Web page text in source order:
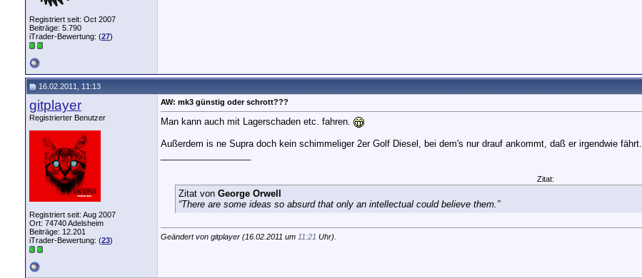
Registriert seit: Oct 2007
Beiträge: 5.790
iTrader-Bewertung: (27)
16.02.2011, 11:13
gitplayer
Registrierter Benutzer
Registriert seit: Aug 2007
Ort: 74740 Adelsheim
Beiträge: 12.201
iTrader-Bewertung: (23)
AW: mk3 günstig oder schrott???
Man kann auch mit Lagerschaden etc. fahren.
Außerdem is ne Supra doch kein schimmeliger 2er Golf Diesel, bei dem's nur drauf ankommt, daß er irgendwie fährt.
Zitat:
Zitat von George Orwell
“There are some ideas so absurd that only an intellectual could believe them.”
Geändert von gitplayer (16.02.2011 um 11:21 Uhr).